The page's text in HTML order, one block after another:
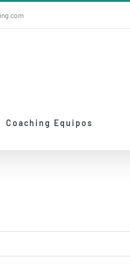
Coaching Equipos